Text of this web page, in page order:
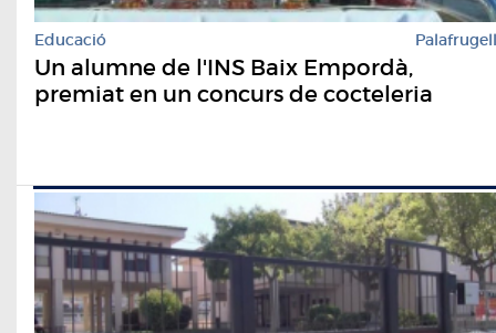
Educació Palafrugell
Un alumne de l'INS Baix Empordà,
premiat en un concurs de cocteleria